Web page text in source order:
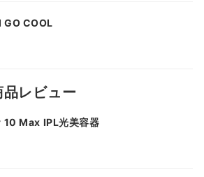
GO COOL
レビュー
Max IPL光美容器